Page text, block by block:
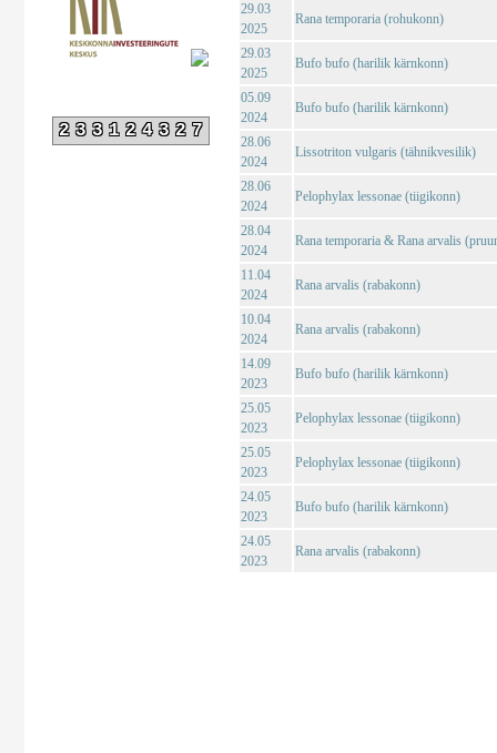
233124327
29.03
2025
Rana temporaria (rohukonn)
29.03
2025
Bufo bufo (harilik kärnkonn)
05.09
2024
Bufo bufo (harilik kärnkonn)
28.06
2024
Lissotriton vulgaris (tähnikvesilik)
28.06
2024
Pelophylax lessonae (tiigikonn)
28.04
2024
Rana temporaria & Rana arvalis
11.04
2024
Rana arvalis (rabakonn)
10.04
2024
Rana arvalis (rabakonn)
14.09
2023
Bufo bufo (harilik kärnkonn)
25.05
2023
Pelophylax lessonae (tiigikonn)
25.05
2023
Pelophylax lessonae (tiigikonn)
24.05
2023
Bufo bufo (harilik kärnkonn)
24.05
2023
Rana arvalis (rabakonn)